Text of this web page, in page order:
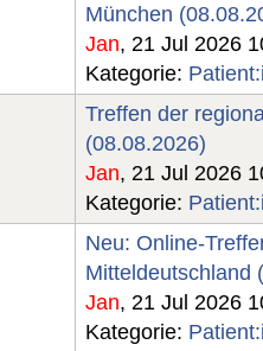
München
Jan, 21 Jul 2026
Kategorie:
Treffen der
(08.08.2026)
Jan, 21 Jul 2026
Kategorie:
Neu: Online-
Mitteldeutschland
Jan, 21 Jul 2026
Kategorie: